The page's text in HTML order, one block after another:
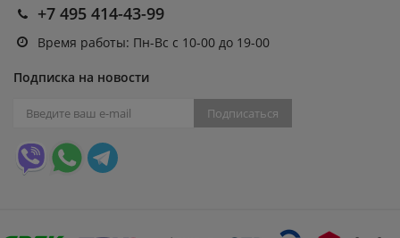
+7 495 414-43-99
Время работы: Пн-Вс с 10-00 до 19-00
Подписка на новости
Подписаться